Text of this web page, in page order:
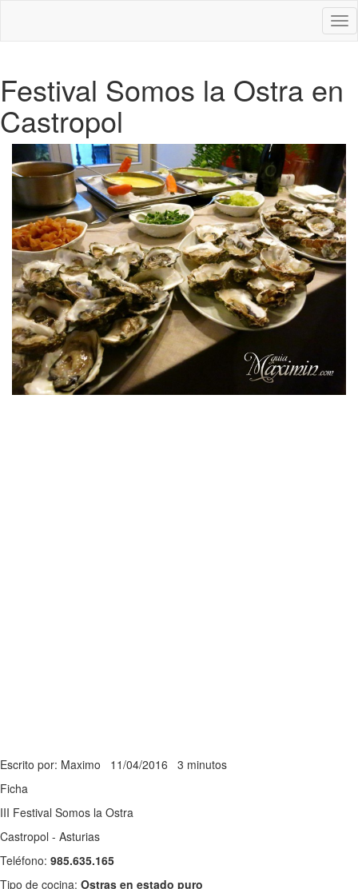
Festival Somos la Ostra en
Castropol
Escrito por: Maximo 11/04/2016 3 minutos
Ficha
III Festival Somos la Ostra
Castropol - Asturias
Teléfono: 985.635.165
Tipo de cocina: Ostras en estado puro